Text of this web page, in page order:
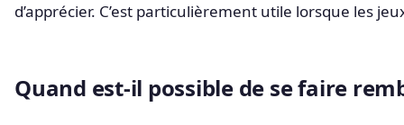
d’apprécier. C’est particulièrement utile lorsque les
Quand est-il possible de se faire